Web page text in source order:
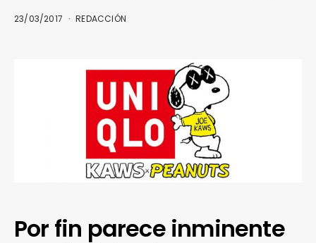
23/03/2017 REDACCIÓN
Por fin parece inminente